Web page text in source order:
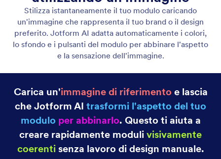
Progetta l'Aspetto del Tuo Modulo
Descrivi lo stile che desideri e Jotform AI aggiornerà
automaticamente colori e caratteri per creare
moduli personalizzati che si abbinano perfettamente